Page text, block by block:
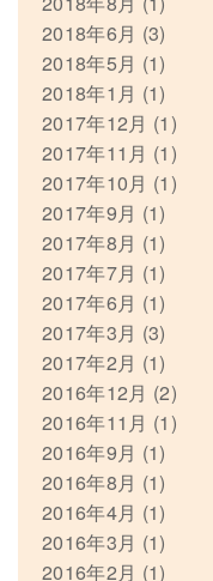
2018年6月 (3)
2018年5月 (1)
2018年1月 (1)
2017年12月 (1)
2017年11月 (1)
2017年10月 (1)
2017年9月 (1)
2017年8月 (1)
2017年7月 (1)
2017年6月 (1)
2017年3月 (3)
2017年2月 (1)
2016年12月 (2)
2016年11月 (1)
2016年9月 (1)
2016年8月 (1)
2016年4月 (1)
2016年3月 (1)
2016年2月 (1)